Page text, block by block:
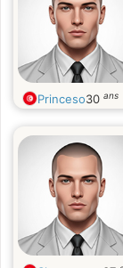
Princeso30 ans